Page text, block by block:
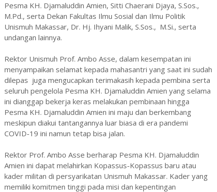
Pesma KH. Djamaluddin Amien, Sitti Chaerani Djaya, S.Sos.,
M.Pd., serta Dekan Fakultas Ilmu Sosial dan Ilmu Politik
Unismuh Makassar, Dr. Hj. Ihyani Malik, S.Sos., M.Si., serta
undangan lainnya.
Rektor Unismuh Prof. Ambo Asse, dalam kesempatan ini
menyampaikan selamat kepada mahasantri yang saat ini sudah
dilepas juga mengucapkan terimakasih kepada pembina serta
seluruh pengelola Pesma KH. Djamaluddin Amien yang selama
ini dianggap bekerja keras melakukan pembinaan hingga
Pesma KH. Djamaluddin Amien ini maju dan berkembang
meskipun diakui tantangannya luar biasa di era pandemi
COVID-19 ini namun tetap bisa jalan.
Rektor Prof. Ambo Asse berharap Pesma KH. Djamaluddin
Amien ini dapat melahirkan Kopassus-Kopassus baru atau
kader militan di persyarikatan Unismuh Makassar. Kader yang
memiliki komitmen tinggi pada misi dan kepentingan